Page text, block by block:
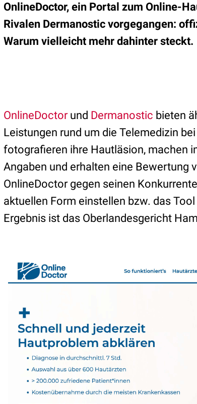
OnlineDoctor, ein Portal zum Online-
Rivalen Dermanostic vorgegangen:
Warum vielleicht mehr dahinter steckt.
OnlineDoctorund Dermanostic bieten
Leistungen rund um die Telemedizin
fotografieren ihre Hautläsion, machen
Angaben und erhalten eine Bewertung
OnlineDoctor gegen seinen
aktuellen Form einstellen bzw. das
Ergebnis ist das Oberlandesgericht